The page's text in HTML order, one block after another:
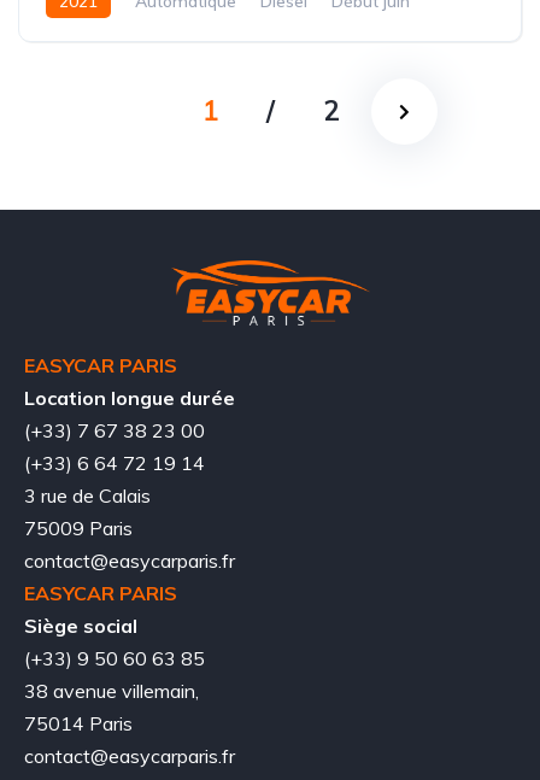
1 / 2
EASYCAR PARIS
Location longue durée
(+33) 7 67 38 23 00
(+33) 6 64 72 19 14
3 rue de Calais
75009 Paris
contact@easycarparis.fr
EASYCAR PARIS
Siège social
(+33) 9 50 60 63 85
38 avenue villemain,
75014 Paris
contact@easycarparis.fr